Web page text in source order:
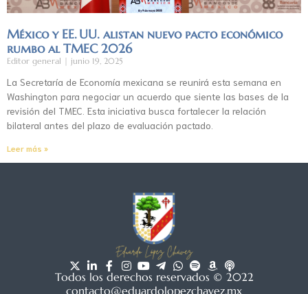
México y EE. UU. alistan nuevo pacto económico
rumbo al TMEC 2026
Editor general junio 19, 2025
La Secretaría de Economía mexicana se reunirá esta semana en
Washington para negociar un acuerdo que siente las bases de la
revisión del TMEC. Esta iniciativa busca fortalecer la relación
bilateral antes del plazo de evaluación pactado.
Leer más »
Todos los derechos reservados © 2022
contacto@eduardolopezchavez.mx